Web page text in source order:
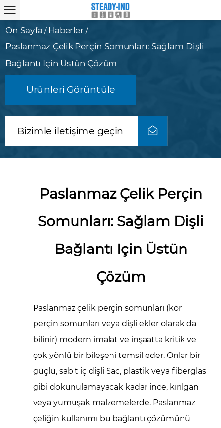
Ön Sayfa / Haberler /
Paslanmaz Çelik Perçin Somunları: Sağlam Dişli
Bağlantı Için Üstün Çözüm
Ürünleri Görüntüle
Bizimle iletişime geçin
Paslanmaz Çelik Perçin
Somunları: Sağlam Dişli
Bağlantı Için Üstün
Çözüm
Paslanmaz çelik perçin somunları (kör
perçin somunları veya dişli ekler olarak da
bilinir) modern imalat ve inşaatta kritik ve
çok yönlü bir bileşeni temsil eder. Onlar bir
güçlü, sabit iç dişli Sac, plastik veya fiberglas
gibi dokunulamayacak kadar ince, kırılgan
veya yumuşak malzemelerde. Paslanmaz
çeliğin kullanımı bu bağlantı çözümünü